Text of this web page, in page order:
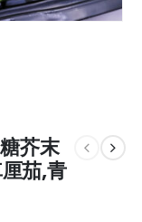
芥末
茄,青